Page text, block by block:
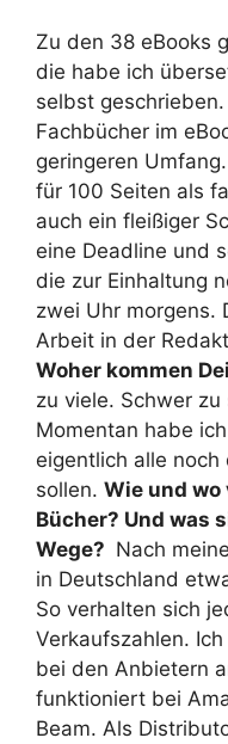
Zu den 38 eBooks
die habe ich
selbst
Fachbücher im
geringeren
für 100 Seiten als
auch ein fleißiger
eine Deadline und
die zur Einhaltung
zwei Uhr morgens.
Arbeit in der
Woher kommen
zu viele. Schwer
Momentan habe
eigentlich alle
sollen. Wie und
Bücher? Und was
Wege? Nach
in Deutschland
So verhalten sich
Verkaufszahlen.
bei den Anbietern
funktioniert bei
Beam. Als